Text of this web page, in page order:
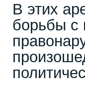
В этих
борьбы с